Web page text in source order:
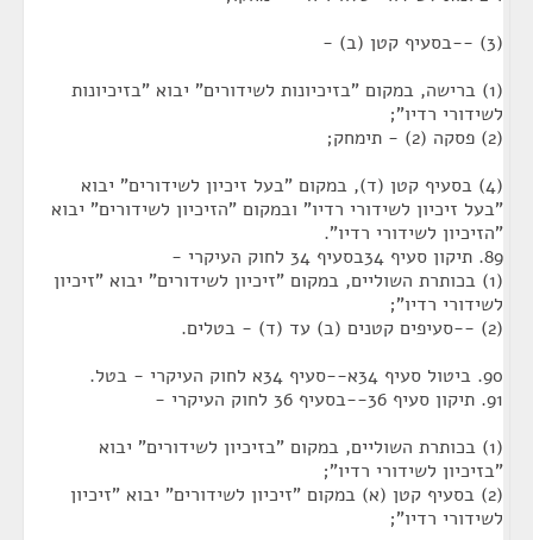
(3) --בסעיף קטן (ב) -
(1) ברישה, במקום "בזיכיונות לשידורים" יבוא "בזיכיונות
לשידורי רדיו";
(2) פסקה (2) - תימחק;
(4) בסעיף קטן (ד), במקום "בעל זיכיון לשידורים" יבוא
"בעל זיכיון לשידורי רדיו" ובמקום "הזיכיון לשידורים" יבוא
"הזיכיון לשידורי רדיו".
89. תיקון סעיף 34בסעיף 34 לחוק העיקרי -
(1) בכותרת השוליים, במקום "זיכיון לשידורים" יבוא "זיכיון
לשידורי רדיו";
(2) --סעיפים קטנים (ב) עד (ד) - בטלים.
90. ביטול סעיף 34א--סעיף 34א לחוק העיקרי - בטל.
91. תיקון סעיף 36--בסעיף 36 לחוק העיקרי -
(1) בכותרת השוליים, במקום "בזיכיון לשידורים" יבוא
"בזיכיון לשידורי רדיו";
(2) בסעיף קטן (א) במקום "זיכיון לשידורים" יבוא "זיכיון
לשידורי רדיו";